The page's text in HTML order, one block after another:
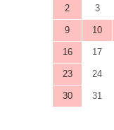
2 3
9 10
16 17
23 24
30
31